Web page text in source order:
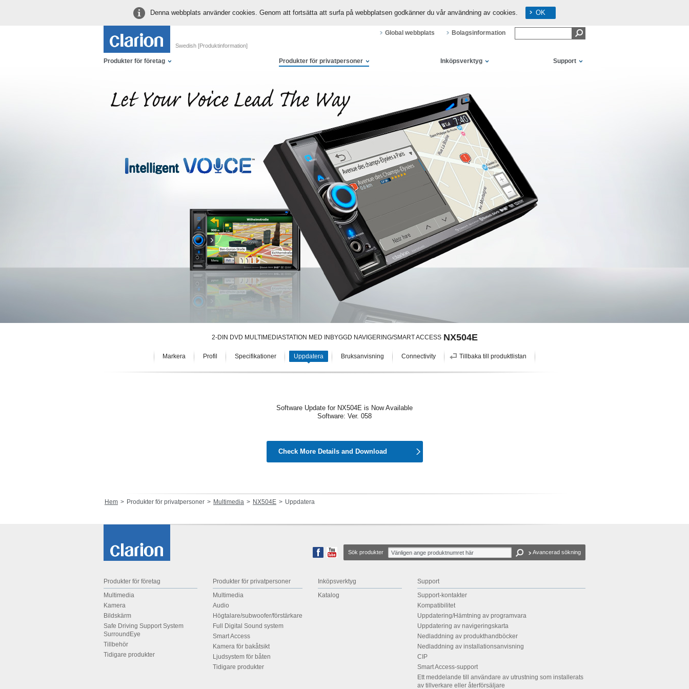
Denna webbplats använder cookies. Genom att fortsätta att surfa på webbplatsen godkänner du vår användning av cookies. OK
Swedish [Produktinformation]
Global webbplats Bolagsinformation
Produkter för företag Produkter för privatpersoner Inköpsverktyg Support
2-DIN DVD MULTIMEDIASTATION MED INBYGGD NAVIGERING/SMART ACCESS NX504E
Markera Profil Specifikationer Uppdatera Bruksanvisning Connectivity Tillbaka till produktlistan
Software Update for NX504E is Now Available
Software: Ver. 058
Check More Details and Download
Hem Produkter för privatpersoner Multimedia NX504E Uppdatera
Sök produkter Avancerad sökning
Produkter för företag
Multimedia
Kamera
Bildskärm
Safe Driving Support System
SurroundEye
Tillbehör
Tidigare produkter
Produkter för privatpersoner
Multimedia
Audio
Högtalare/subwoofer/förstärkare
Full Digital Sound system
Smart Access
Kamera för bakåtsikt
Ljudsystem för båten
Tidigare produkter
Inköpsverktyg
Katalog
Support
Support-kontakter
Kompatibilitet
Uppdatering/Hämtning av programvara
Uppdatering av navigeringskarta
Nedladdning av produkthandböcker
Nedladdning av installationsanvisning
CIP
Smart Access-support
Ett meddelande till användare av utrustning som installerats
av tillverkare eller återförsäljare